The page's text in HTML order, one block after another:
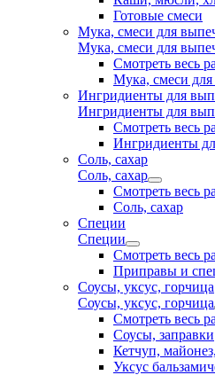
Готовые смеси
Мука, смеси для
Мука, смеси для
Смотреть весь
Мука, смеси
Ингридиенты для
Ингридиенты для
Смотреть весь
Ингридиенты
Соль, сахар
Соль, сахар
Смотреть весь
Соль, сахар
Специи
Специи
Смотреть весь
Приправы и
Соусы, уксус, горчица
Соусы, уксус, горчица
Смотреть весь
Соусы, заправки
Кетчуп,
Уксус